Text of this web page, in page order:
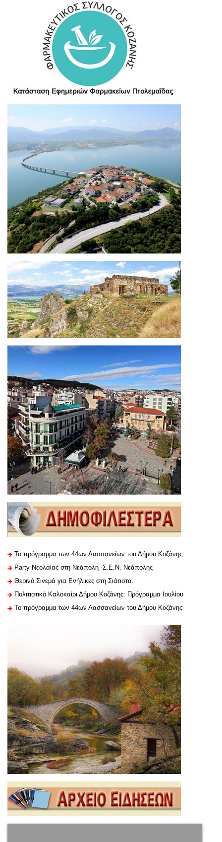
Το πρόγραμμα των 44ων Λασσανείων του Δήμου Κοζάνης
Party Νεολαίας στη Νεάπολη -Σ.Ε.Ν. Νεάπολης
Θερινό Σινεμά για Ενήλικες στη Σιάτιστα.
Πολιτιστικό Καλοκαίρι Δήμου Κοζάνης: Πρόγραμμα Ιουλίου
Το πρόγραμμα των 44ων Λασσανείων του Δήμου Κοζάνης